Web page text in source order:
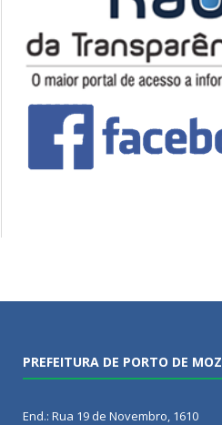
PREFEITURA DE PORTO DE MOZ
End.: Rua 19 de Novembro, 1610